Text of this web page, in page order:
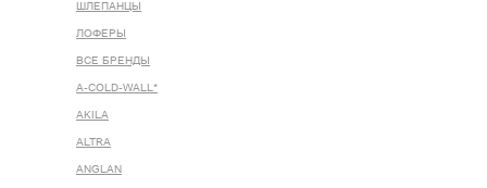
ШЛЕПАНЦЫ
ЛОФЕРЫ
ВСЕ БРЕНДЫ
A-COLD-WALL*
AKILA
ALTRA
ANGLAN